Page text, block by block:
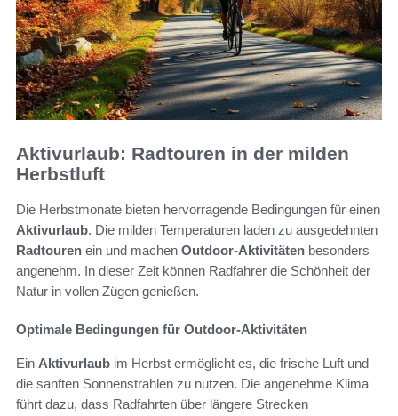
Aktivurlaub: Radtouren in der milden
Herbstluft
Die Herbstmonate bieten hervorragende Bedingungen für einen
Aktivurlaub. Die milden Temperaturen laden zu ausgedehnten
Radtouren ein und machen Outdoor-Aktivitäten besonders
angenehm. In dieser Zeit können Radfahrer die Schönheit der
Natur in vollen Zügen genießen.
Optimale Bedingungen für Outdoor-Aktivitäten
Ein Aktivurlaub im Herbst ermöglicht es, die frische Luft und
die sanften Sonnenstrahlen zu nutzen. Die angenehme Klima
führt dazu, dass Radfahrten über längere Strecken